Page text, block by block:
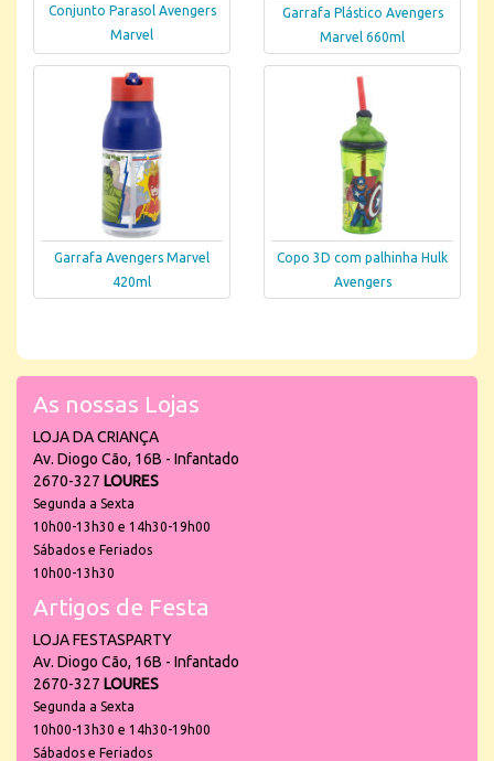
Conjunto Parasol Avengers
Marvel
Garrafa Plástico Avengers
Marvel 660ml
Garrafa Avengers Marvel
420ml
Copo 3D com palhinha Hulk
Avengers
As nossas Lojas
LOJA DA CRIANÇA
Av. Diogo Cão, 16B - Infantado
2670-327 LOURES
Segunda a Sexta
10h00-13h30 e 14h30-19h00
Sábados e Feriados
10h00-13h30
Artigos de Festa
LOJA FESTASPARTY
Av. Diogo Cão, 16B - Infantado
2670-327 LOURES
Segunda a Sexta
10h00-13h30 e 14h30-19h00
Sábados e Feriados